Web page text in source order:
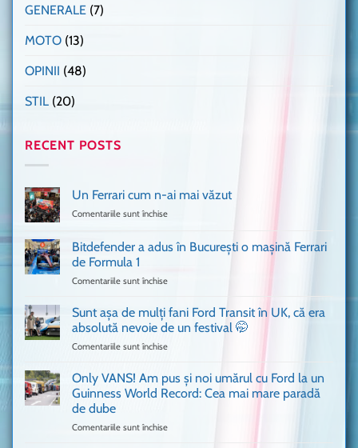
GENERALE (7)
MOTO (13)
OPINII (48)
STIL (20)
RECENT POSTS
Un Ferrari cum n-ai mai văzut
Comentariile sunt închise
Ferrari
cum
văzut
Bitdefender a adus în București o mașină Ferrari
de Formula 1
Comentariile sunt închise
a
adus
în
mașină
Ferrari
Sunt așa de mulți fani Ford Transit în UK, că era
absolută nevoie de un festival 🤭
Comentariile sunt închise
de
mulți
Only VANS! Am pus și noi umărul cu Ford la un
Guinness World Record: Cea mai mare paradă
de dube
Comentariile sunt închise